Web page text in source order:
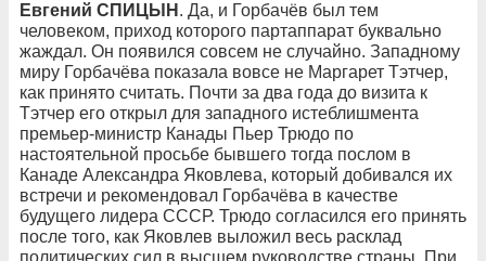
Евгений СПИЦЫН . Да, и Горбачёв был тем
человеком, приход которого партаппарат буквально
жаждал. Он появился совсем не случайно. Западному
миру Горбачёва показала вовсе не Маргарет Тэтчер,
как принято считать. Почти за два года до визита к
Тэтчер его открыл для западного истеблишмента
премьер-министр Канады Пьер Трюдо по
настоятельной просьбе бывшего тогда послом в
Канаде Александра Яковлева, который добивался их
встречи и рекомендовал Горбачёва в качестве
будущего лидера СССР. Трюдо согласился его принять
после того, как Яковлев выложил весь расклад